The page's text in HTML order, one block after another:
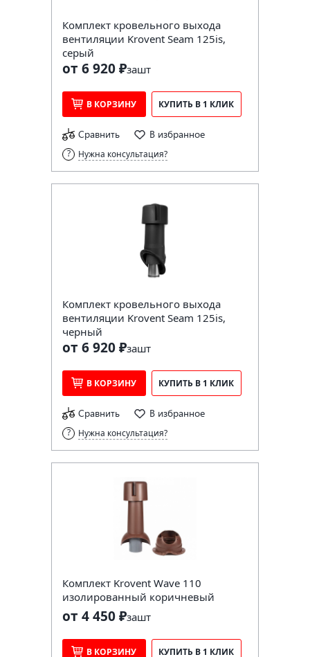
Комплект кровельного выхода
вентиляции Krovent Seam 125is,
серый
от 6 920 ₽зашт
В КОРЗИНУ КУПИТЬ В 1 КЛИК
Сравнить В избранное
Нужна консультация?
Комплект кровельного выхода
вентиляции Krovent Seam 125is,
черный
от 6 920 ₽зашт
В КОРЗИНУ КУПИТЬ В 1 КЛИК
Сравнить В избранное
Нужна консультация?
Комплект Krovent Wave 110
изолированный коричневый
от 4 450 ₽зашт
В КОРЗИНУ КУПИТЬ В 1 КЛИК